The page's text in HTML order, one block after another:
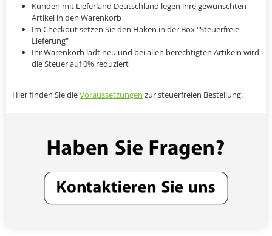
Kunden mit Lieferland Deutschland legen ihre gewünschten
Artikel in den Warenkorb
Im Checkout setzen Sie den Haken in der Box "Steuerfreie
Lieferung"
Ihr Warenkorb lädt neu und bei allen berechtigten Artikeln wird
die Steuer auf 0% reduziert
Hier finden Sie dieVoraussetzungen zur steuerfreien Bestellung.